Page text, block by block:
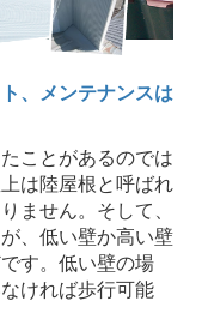
、メンテナンスは
ことがあるのでは
は陸屋根と呼ばれ
ません。そして、
、低い壁か高い壁
す。低い壁の場
ければ歩行可能